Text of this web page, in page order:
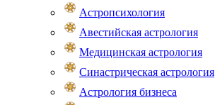
Астропсихология
Авестийская астрология
Медицинская астрология
Синастрическая астрология
Астрология бизнеса